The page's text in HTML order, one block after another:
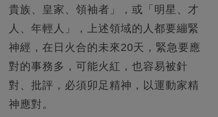
貴族、皇家、領袖者」，或「明星、才
人、年輕人」，上述領域的人都要繃緊
神經，在日火合的未來20天，緊急要應
對的事務多，可能火紅，也容易被針
對、批評，必須卯足精神，以運動家精
神應對。